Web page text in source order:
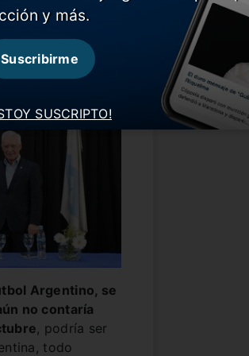
Argentino, se
no contaría
, podría ser
todo
SUSCRIPTO!
y más.
Suscribirme